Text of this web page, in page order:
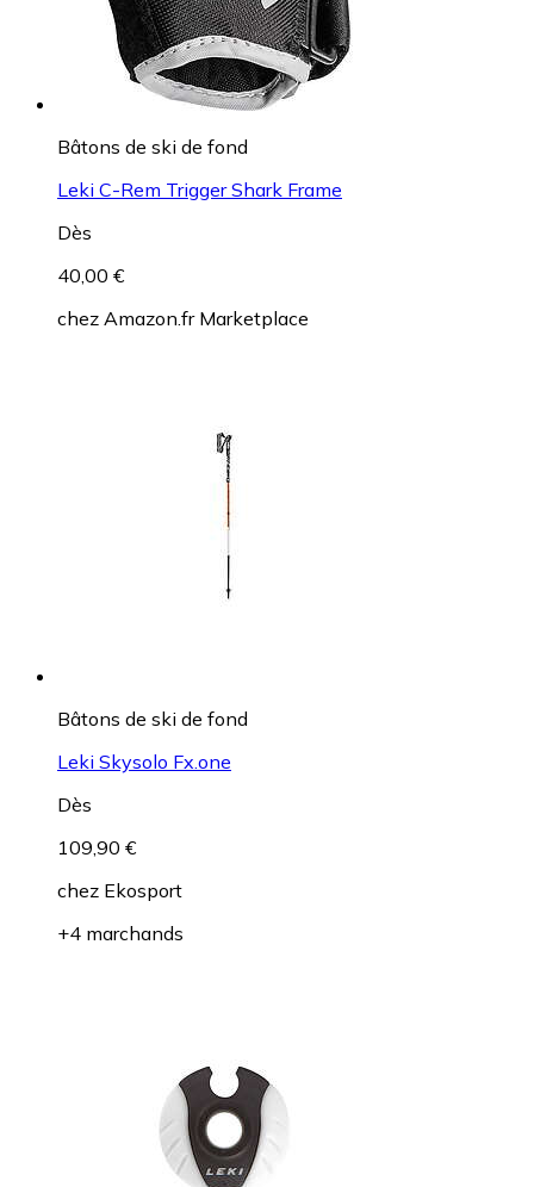
Bâtons de ski de fond
Leki C-Rem Trigger Shark Frame
Dès
40,00 €
chez Amazon.fr Marketplace
Bâtons de ski de fond
Leki Skysolo Fx.one
Dès
109,90 €
chez Ekosport
+4 marchands